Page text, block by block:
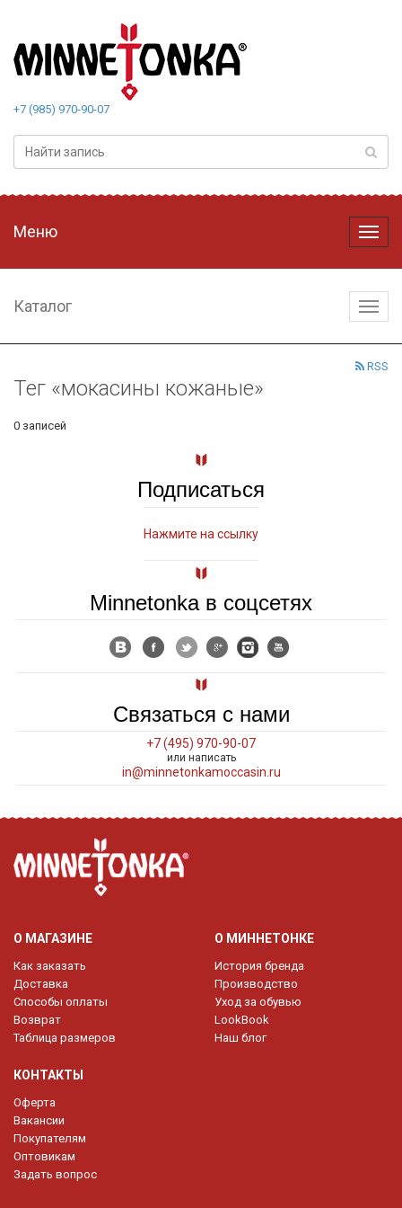
+7 (985) 970-90-07
Меню
Меню
Каталог
RSS
Тег «мокасины кожаные»
0 записей
Подписаться
Нажмите на ссылку
Minnetonka в соцсетях
Связаться с нами
+7 (495) 970-90-07
или написать
in@minnetonkamoccasin.ru
О МАГАЗИНЕ
Как заказать
Доставка
Способы оплаты
Возврат
Таблица размеров
О МИННЕТОНКЕ
История бренда
Производство
Уход за обувью
LookBook
Наш блог
КОНТАКТЫ
Оферта
Вакансии
Покупателям
Оптовикам
Задать вопрос